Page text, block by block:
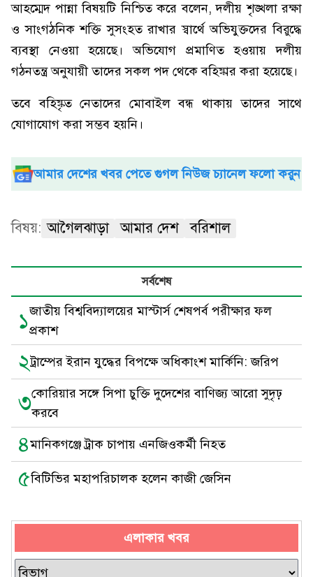
আহম্মেদ পান্না বিষয়টি নিশ্চিত করে বলেন, দলীয় শৃঙ্খলা রক্ষা
ও সাংগঠনিক শক্তি সুসংহত রাখার স্বার্থে অভিযুক্তদের বিরুদ্ধে
ব্যবস্থা নেওয়া হয়েছে। অভিযোগ প্রমাণিত হওয়ায় দলীয়
গঠনতন্ত্র অনুযায়ী তাদের সকল পদ থেকে বহিষ্কার করা হয়েছে।
তবে বহিষ্কৃত নেতাদের মোবাইল বন্ধ থাকায় তাদের সাথে
যোগাযোগ করা সম্ভব হয়নি।
আমার দেশের খবর পেতে গুগল নিউজ চ্যানেল ফলো করুন
বিষয়: আগৈলঝাড়া আমার দেশ বরিশাল
সর্বশেষ
১জাতীয় বিশ্ববিদ্যালয়ের মাস্টার্স শেষপর্ব পরীক্ষার ফল
প্রকাশ
২ট্রাম্পের ইরান যুদ্ধের বিপক্ষে অধিকাংশ মার্কিনি: জরিপ
৩কোরিয়ার সঙ্গে সিপা চুক্তি দুদেশের বাণিজ্য আরো সুদৃঢ়
করবে
৪মানিকগঞ্জে ট্রাক চাপায় এনজিওকর্মী নিহত
৫বিটিভির মহাপরিচালক হলেন কাজী জেসিন
এলাকার খবর